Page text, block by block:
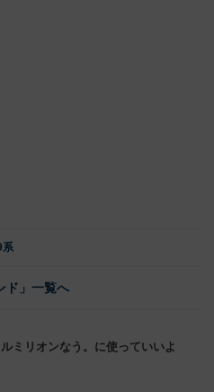
系
ド」一覧へ
ミリオンなう。に使っていいよ